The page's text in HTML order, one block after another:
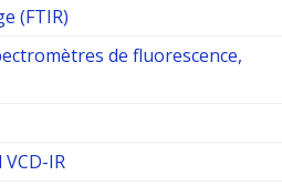
(FTIR)
de fluorescence,
IR